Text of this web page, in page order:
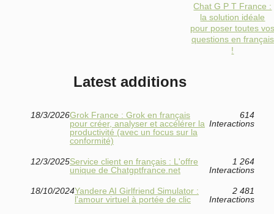
Chat G P T France :
la solution idéale
pour poser toutes
questions en français
!
Latest additions
18/3/2026Grok France : Grok en français
pour créer, analyser et accélérer la
productivité (avec un focus sur la
conformité)
614
Interactions
12/3/2025Service client en français : L'offre
unique de Chatgptfrance.net
1 264
Interactions
18/10/2024Yandere AI Girlfriend Simulator :
l'amour virtuel à portée de clic
2 481
Interactions